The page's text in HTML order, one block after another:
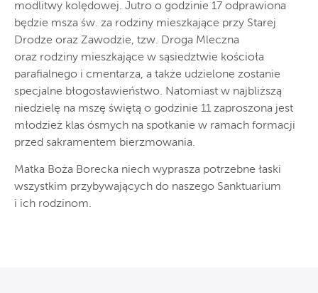
modlitwy kolędowej. Jutro o godzinie 17 odprawiona
będzie msza św. za rodziny mieszkające przy Starej
Drodze oraz Zawodzie, tzw. Droga Mleczna
oraz rodziny mieszkające w sąsiedztwie kościoła
parafialnego i cmentarza, a także udzielone zostanie
specjalne błogosławieństwo. Natomiast w najbliższą
niedzielę na mszę świętą o godzinie 11 zaproszona jest
młodzież klas ósmych na spotkanie w ramach formacji
przed sakramentem bierzmowania.
Matka Boża Borecka niech wyprasza potrzebne łaski
wszystkim przybywających do naszego Sanktuarium
i ich rodzinom.